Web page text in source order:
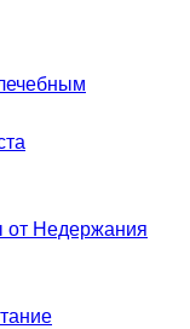
от Недержания